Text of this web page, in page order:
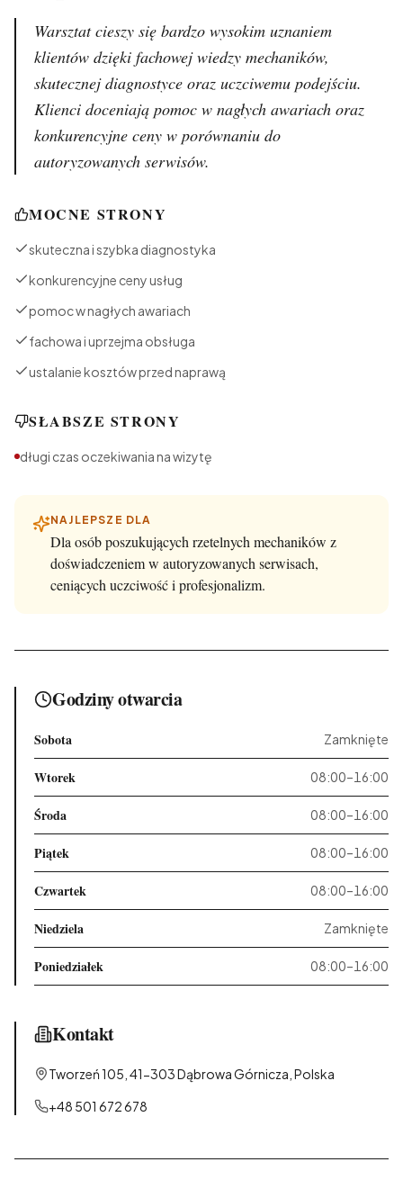
Warsztat cieszy się bardzo wysokim uznaniem
klientów dzięki fachowej wiedzy mechaników,
skutecznej diagnostyce oraz uczciwemu podejściu.
Klienci doceniają pomoc w nagłych awariach oraz
konkurencyjne ceny w porównaniu do
autoryzowanych serwisów.
MOCNE STRONY
skuteczna i szybka diagnostyka
konkurencyjne ceny usług
pomoc w nagłych awariach
fachowa i uprzejma obsługa
ustalanie kosztów przed naprawą
SŁABSZE STRONY
długi czas oczekiwania na wizytę
NAJLEPSZE DLA
Dla osób poszukujących rzetelnych mechaników z
doświadczeniem w autoryzowanych serwisach,
ceniących uczciwość i profesjonalizm.
Godziny otwarcia
Sobota Zamknięte
Wtorek 08:00–16:00
Środa 08:00–16:00
Piątek 08:00–16:00
Czwartek 08:00–16:00
Niedziela Zamknięte
Poniedziałek 08:00–16:00
Kontakt
Tworzeń 105, 41-303 Dąbrowa Górnicza, Polska
+48 501 672 678